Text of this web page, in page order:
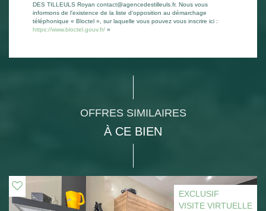
DES TILLEULS Royan contact@agencedestilleuls.fr. Nous vous
informons de l'existence de la liste d'opposition au démarchage
téléphonique « Bloctel », sur laquelle vous pouvez vous inscrire ici :
https://www.bloctel.gouv.fr/ »
OFFRES SIMILAIRES
À CE BIEN
EXCLUSIF
VISITE VIRTUELLE